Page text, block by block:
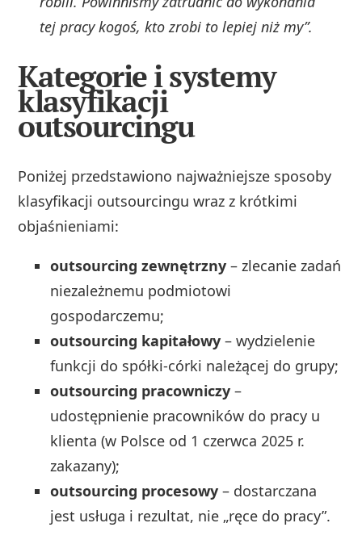
tej pracy kogoś, kto zrobi to lepiej niż my”.
Kategorie i systemy
klasyfikacji
outsourcingu
Poniżej przedstawiono najważniejsze sposoby
klasyfikacji outsourcingu wraz z krótkimi
objaśnieniami:
outsourcing zewnętrzny – zlecanie zadań
niezależnemu podmiotowi
gospodarczemu;
outsourcing kapitałowy – wydzielenie
funkcji do spółki-córki należącej do grupy;
outsourcing pracowniczy –
udostępnienie pracowników do pracy u
klienta (w Polsce od 1 czerwca 2025 r.
zakazany);
outsourcing procesowy – dostarczana
jest usługa i rezultat, nie „ręce do pracy”.